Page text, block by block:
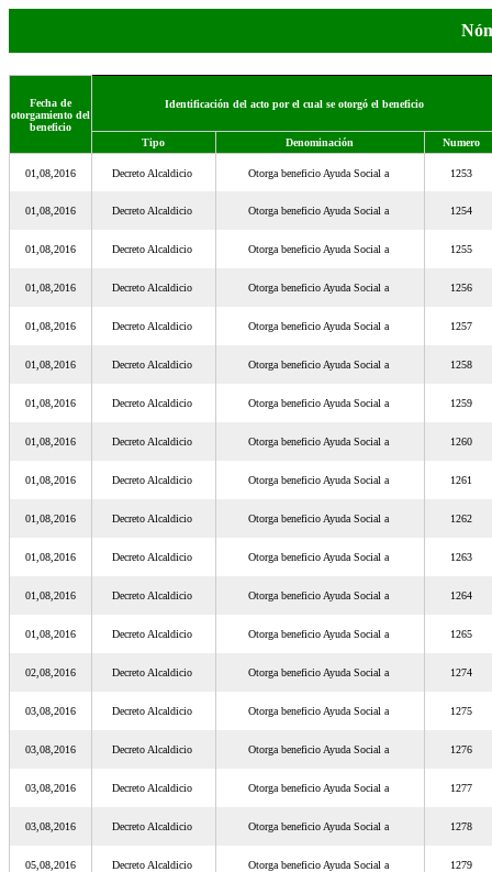
Fecha de
otorgamiento del
beneficio
Identificación del acto por el cual se otorgó el beneficio
Tipo Denominación Numero
01,08,2016 Decreto Alcaldicio Otorga beneficio Ayuda Social a 1253
01,08,2016 Decreto Alcaldicio Otorga beneficio Ayuda Social a 1254
01,08,2016 Decreto Alcaldicio Otorga beneficio Ayuda Social a 1255
01,08,2016 Decreto Alcaldicio Otorga beneficio Ayuda Social a 1256
01,08,2016 Decreto Alcaldicio Otorga beneficio Ayuda Social a 1257
01,08,2016 Decreto Alcaldicio Otorga beneficio Ayuda Social a 1258
01,08,2016 Decreto Alcaldicio Otorga beneficio Ayuda Social a 1259
01,08,2016 Decreto Alcaldicio Otorga beneficio Ayuda Social a 1260
01,08,2016 Decreto Alcaldicio Otorga beneficio Ayuda Social a 1261
01,08,2016 Decreto Alcaldicio Otorga beneficio Ayuda Social a 1262
01,08,2016 Decreto Alcaldicio Otorga beneficio Ayuda Social a 1263
01,08,2016 Decreto Alcaldicio Otorga beneficio Ayuda Social a 1264
01,08,2016 Decreto Alcaldicio Otorga beneficio Ayuda Social a 1265
02,08,2016 Decreto Alcaldicio Otorga beneficio Ayuda Social a 1274
03,08,2016 Decreto Alcaldicio Otorga beneficio Ayuda Social a 1275
03,08,2016 Decreto Alcaldicio Otorga beneficio Ayuda Social a 1276
03,08,2016 Decreto Alcaldicio Otorga beneficio Ayuda Social a 1277
03,08,2016 Decreto Alcaldicio Otorga beneficio Ayuda Social a 1278
05,08,2016 Decreto Alcaldicio Otorga beneficio Ayuda Social a 1279